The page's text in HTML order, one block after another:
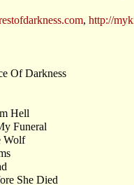
, http://
Of Darkness
Hell
Funeral
Wolf
She Died